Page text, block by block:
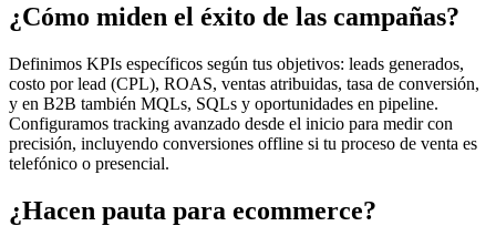
¿Cómo miden el éxito de las campañas?
Definimos KPIs específicos según tus objetivos: leads generados,
costo por lead (CPL), ROAS, ventas atribuidas, tasa de conversión,
y en B2B también MQLs, SQLs y oportunidades en pipeline.
Configuramos tracking avanzado desde el inicio para medir con
precisión, incluyendo conversiones offline si tu proceso de venta es
telefónico o presencial.
¿Hacen pauta para ecommerce?